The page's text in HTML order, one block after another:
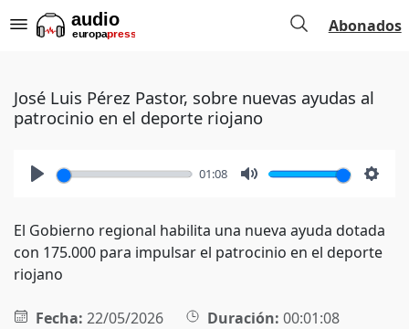
Abonados
José Luis Pérez Pastor, sobre nuevas ayudas al
patrocinio en el deporte riojano
01:08
El Gobierno regional habilita una nueva ayuda dotada
con 175.000 para impulsar el patrocinio en el deporte
riojano
Fecha: 22/05/2026 Duración: 00:01:08